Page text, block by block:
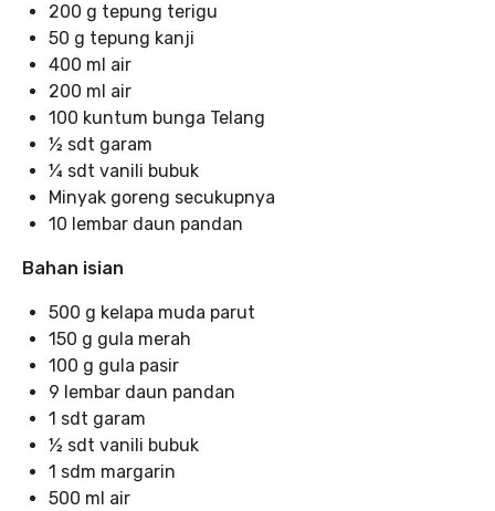
200 g tepung terigu
50 g tepung kanji
400 ml air
200 ml air
100 kuntum bunga Telang
½ sdt garam
¼ sdt vanili bubuk
Minyak goreng secukupnya
10 lembar daun pandan
Bahan isian
500 g kelapa muda parut
150 g gula merah
100 g gula pasir
9 lembar daun pandan
1 sdt garam
½ sdt vanili bubuk
1 sdm margarin
500 ml air